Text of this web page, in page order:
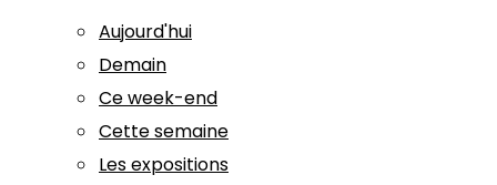
Aujourd'hui
Demain
Ce week-end
Cette semaine
Les expositions